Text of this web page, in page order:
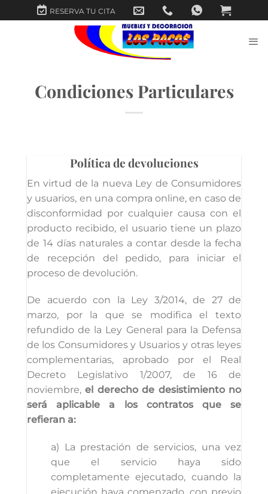
al
RESERVA TU CITA
Condiciones Particulares
Política de devoluciones
En virtud de la nueva Ley de Consumidores
y usuarios, en una compra online, en caso de
disconformidad por cualquier causa con el
producto recibido, el usuario tiene un plazo
de 14 días naturales a contar desde la fecha
de recepción del pedido, para iniciar el
proceso de devolución.
De acuerdo con la Ley 3/2014, de 27 de
marzo, por la que se modifica el texto
refundido de la Ley General para la Defensa
de los Consumidores y Usuarios y otras leyes
complementarias, aprobado por el Real
Decreto Legislativo 1/2007, de 16 de
noviembre,el derecho de desistimiento no
será aplicable a los contratos que se
refieran a:
a) La prestación de servicios, una vez
que el servicio haya sido
completamente ejecutado, cuando la